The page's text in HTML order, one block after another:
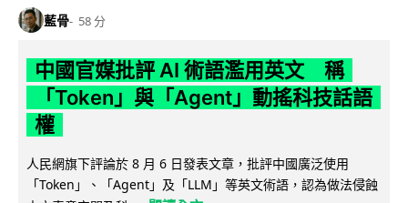
藍骨 58 分
中國官媒批評 AI 術語濫用英文 稱
「Token」與「Agent」動搖科技話語
權
人民網旗下評論於 8 月 6 日發表文章，批評中國廣泛使用
「Token」、「Agent」及「LLM」等英文術語，認為做法侵蝕